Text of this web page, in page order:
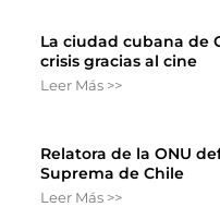
La ciudad cubana de
crisis gracias al cine
Leer Más >>
Relatora de la ONU
Suprema de Chile
Leer Más >>